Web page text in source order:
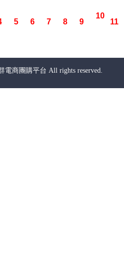
5 6 7 8 9
10
11
商團購平台 All rights reserved.